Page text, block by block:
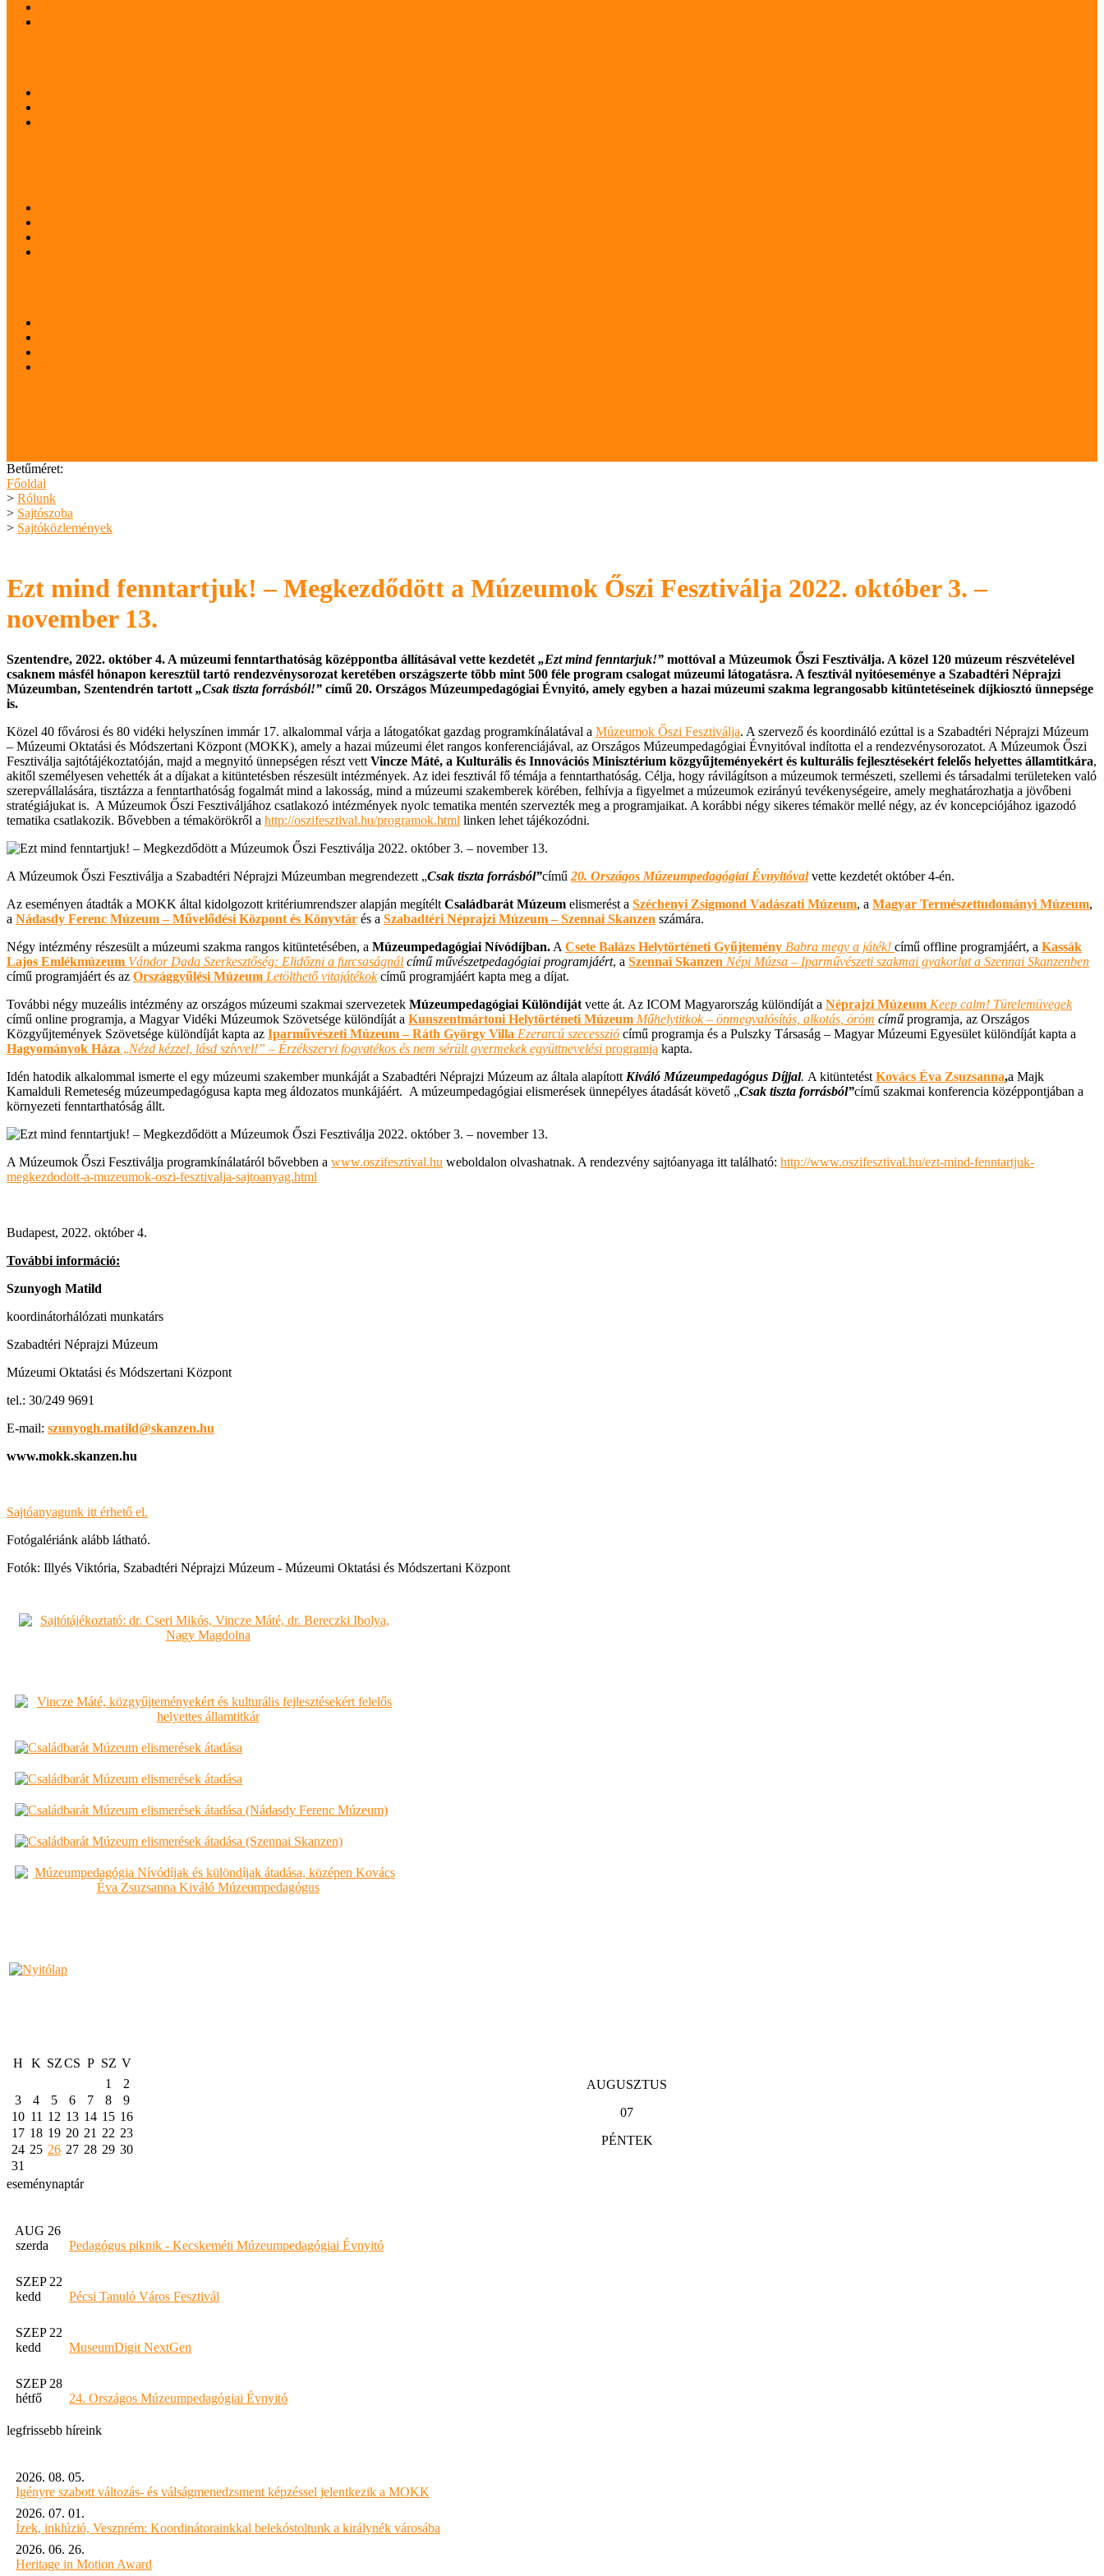
Betűméret:
Főoldal
> Rólunk
> Sajtószoba
> Sajtóközlemények
Ezt mind fenntartjuk! – Megkezdődött a Múzeumok Őszi Fesztiválja 2022. október 3. –
november 13.
Szentendre, 2022. október 4. A múzeumi fenntarthatóság középpontba állításával vette kezdetét „Ezt mind fenntarjuk!” mottóval a Múzeumok Őszi Fesztiválja. A közel 120 múzeum részvételével
csaknem másfél hónapon keresztül tartó rendezvénysorozat keretében országszerte több mint 500 féle program csalogat múzeumi látogatásra. A fesztivál nyitóeseménye a Szabadtéri Néprajzi
Múzeumban, Szentendrén tartott „Csak tiszta forrásból!” című 20. Országos Múzeumpedagógiai Évnyitó, amely egyben a hazai múzeumi szakma legrangosabb kitüntetéseinek díjkiosztó ünnepsége
is.
Közel 40 fővárosi és 80 vidéki helyszínen immár 17. alkalommal várja a látogatókat gazdag programkínálatával a Múzeumok Őszi Fesztiválja. A szervező és koordináló ezúttal is a Szabadtéri Néprajzi Múzeum
– Múzeumi Oktatási és Módszertani Központ (MOKK), amely a hazai múzeumi élet rangos konferenciájával, az Országos Múzeumpedagógiai Évnyitóval indította el a rendezvénysorozatot. A Múzeumok Őszi
Fesztiválja sajtótájékoztatóján, majd a megnyitó ünnepségen részt vett Vincze Máté, a Kulturális és Innovációs Minisztérium közgyűjteményekért és kulturális fejlesztésekért felelős helyettes államtitkára,
akitől személyesen vehették át a díjakat a kitüntetésben részesült intézmények. Az idei fesztivál fő témája a fenntarthatóság. Célja, hogy rávilágítson a múzeumok természeti, szellemi és társadalmi területeken való
szerepvállalására, tisztázza a fenntarthatóság fogalmát mind a lakosság, mind a múzeumi szakemberek körében, felhívja a figyelmet a múzeumok ezirányú tevékenységeire, amely meghatározhatja a jövőbeni
stratégiájukat is. A Múzeumok Őszi Fesztiváljához csatlakozó intézmények nyolc tematika mentén szervezték meg a programjaikat. A korábbi négy sikeres témakör mellé négy, az év koncepciójához igazodó
tematika csatlakozik. Bővebben a témakörökről a http://oszifesztival.hu/programok.html linken lehet tájékozódni.
A Múzeumok Őszi Fesztiválja a Szabadtéri Néprajzi Múzeumban megrendezett „Csak tiszta forrásból”című 20. Országos Múzeumpedagógiai Évnyitóvalvette kezdetét október 4-én.
Az eseményen átadták a MOKK által kidolgozott kritériumrendszer alapján megítélt Családbarát Múzeum elismerést a Széchenyi Zsigmond Vadászati Múzeum, a Magyar Természettudományi Múzeum,
a Nádasdy Ferenc Múzeum – Művelődési Központ és Könyvtár és a Szabadtéri Néprajzi Múzeum – Szennai Skanzen számára.
Négy intézmény részesült a múzeumi szakma rangos kitüntetésében, a Múzeumpedagógiai Nívódíjban. A Csete Balázs Helytörténeti Gyűjtemény Babra megy a játék! című offline programjáért, a Kassák
Lajos Emlékmúzeum Vándor Dada Szerkesztőség: Elidőzni a furcsaságnál című művészetpedagógiai programjáért, a Szennai Skanzen Népi Múzsa – Iparművészeti szakmai gyakorlat a Szennai Skanzenben
című programjáért és az Országgyűlési Múzeum Letölthető vitajátékokcímű programjáért kapta meg a díjat.
További négy muzeális intézmény az országos múzeumi szakmai szervezetek Múzeumpedagógiai Különdíját vette át. Az ICOM Magyarország különdíját a Néprajzi Múzeum Keep calm! Türelemüvegek
című online programja, a Magyar Vidéki Múzeumok Szövetsége különdíját a Kunszentmártoni Helytörténeti Múzeum Műhelytitkok – önmegvalósítás, alkotás, öröm címűprogramja, az Országos
Közgyűjtemények Szövetsége különdíját kapta az Iparművészeti Múzeum – Ráth György Villa Ezerarcú szecesszió című programja és a Pulszky Társaság – Magyar Múzeumi Egyesület különdíját kapta a
Hagyományok Háza „Nézd kézzel, lásd szívvel!” – Érzékszervi fogyatékos és nem sérült gyermekek együttnevelési programja kapta.
Idén hatodik alkalommal ismerte el egy múzeumi szakember munkáját a Szabadtéri Néprajzi Múzeum az általa alapított Kiváló Múzeumpedagógus Díjjal. A kitüntetést Kovács Éva Zsuzsanna,a Majk
Kamalduli Remeteség múzeumpedagógusa kapta meg áldozatos munkájáért. A múzeumpedagógiai elismerések ünnepélyes átadását követő „Csak tiszta forrásból”című szakmai konferencia középpontjában a
környezeti fenntarthatóság állt.
A Múzeumok Őszi Fesztiválja programkínálatáról bővebben a www.oszifesztival.hu weboldalon olvashatnak. A rendezvény sajtóanyaga itt található: http://www.oszifesztival.hu/ezt-mind-fenntartjuk-
megkezdodott-a-muzeumok-oszi-fesztivalja-sajtoanyag.html
Budapest, 2022. október 4.
További információ:
Szunyogh Matild
koordinátorhálózati munkatárs
Szabadtéri Néprajzi Múzeum
Múzeumi Oktatási és Módszertani Központ
tel.: 30/249 9691
E-mail: szunyogh.matild@skanzen.hu
www.mokk.skanzen.hu
Sajtóanyagunk itt érhető el.
Fotógalériánk alább látható.
Fotók: Illyés Viktória, Szabadtéri Néprajzi Múzeum - Múzeumi Oktatási és Módszertani Központ
H K SZCS P SZ V
1
2
3
4 5 6 7 8
9
10 11 12 13 14 15 16
17 18 19 20 21 22 23
24 25 26 27 28 29 30
31
AUGUSZTUS
07
PÉNTEK
eseménynaptár
AUG 26
szerda
Pedagógus piknik - Kecskeméti Múzeumpedagógiai Évnyitó
SZEP 22
kedd
Pécsi Tanuló Város Fesztivál
SZEP 22
kedd
MuseumDigit NextGen
SZEP 28
hétfő
24. Országos Múzeumpedagógiai Évnyitó
legfrissebb híreink
2026. 08. 05.
Igényre szabott változás- és válságmenedzsment képzéssel jelentkezik a MOKK
2026. 07. 01.
Ízek, inklúzió, Veszprém: Koordinátorainkkal belekóstoltunk a királynék városába
2026. 06. 26.
Heritage in Motion Award